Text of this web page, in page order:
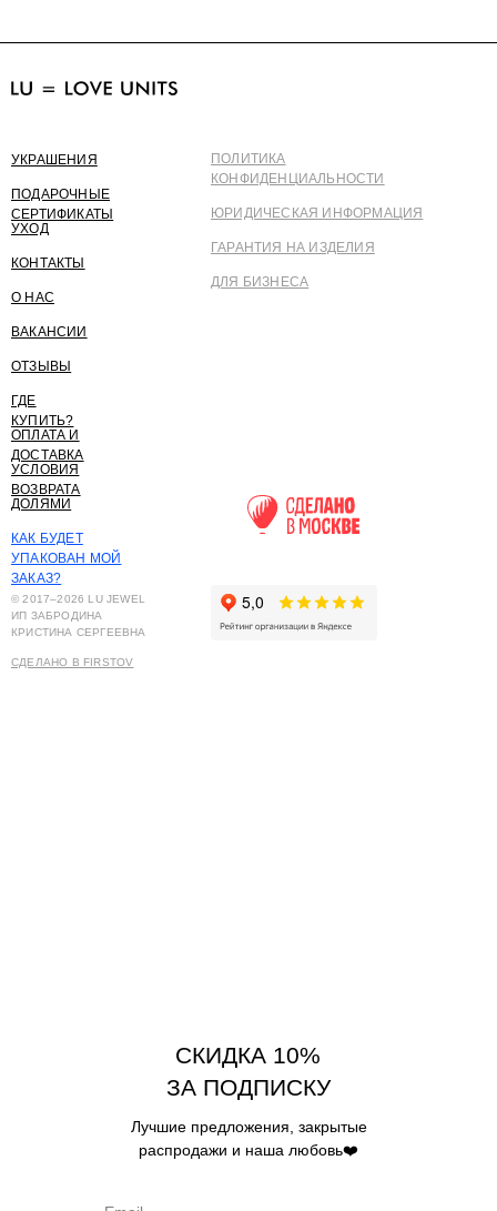
ПОЛИТИКА
КОНФИДЕНЦИАЛЬНОСТИ
ЮРИДИЧЕСКАЯ ИНФОРМАЦИЯ
ГАРАНТИЯ НА ИЗДЕЛИЯ
ДЛЯ БИЗНЕСА
© 2017–2026 LU JEWEL
ИП ЗАБРОДИНА
КРИСТИНА СЕРГЕЕВНА
СДЕЛАНО В FIRSTOV
УКРАШЕНИЯ
ПОДАРОЧНЫЕ
СЕРТИФИКАТЫ
КОНТАКТЫ
О НАС
ОПЛАТА И
ДОСТАВКА
УСЛОВИЯ
ВОЗВРАТА
УХОД
ОТЗЫВЫ
ГДЕ
КУПИТЬ?
КАК БУДЕТ
УПАКОВАН МОЙ
ЗАКАЗ?
ВАКАНСИИ
ДОЛЯМИ
СКИДКА 10%
ЗА ПОДПИСКУ
Лучшие предложения, закрытые
распродажи и наша любовь❤️